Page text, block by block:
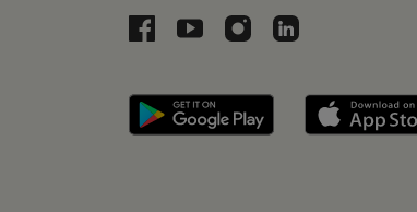
Libri a Facebookon
Libri a Youtube-on
Libri az Instagramon
Libri a
Libri applikáció